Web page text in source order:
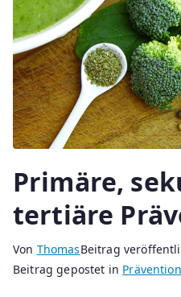
Primäre,
tertiäre
Von ThomasBeitrag
Beitrag gepostet in Prävention